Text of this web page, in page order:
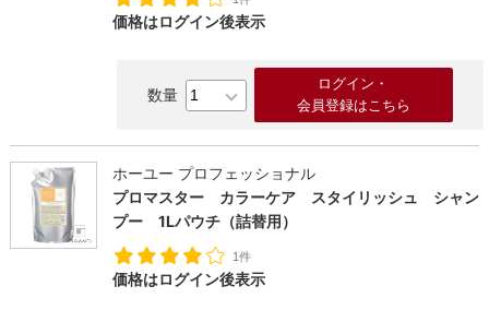
価格はログイン後表示
ログイン・
会員登録はこちら
ホーユー プロフェッショナル
プロマスター カラーケア スタイリッシュ シャン
プー 1Lパウチ（詰替用）
1件
価格はログイン後表示